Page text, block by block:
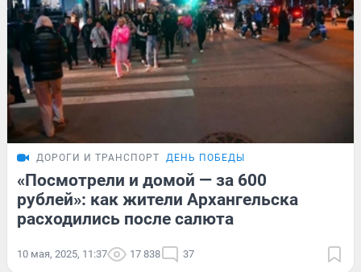
ДОРОГИ И ТРАНСПОРТ ДЕНЬ ПОБЕДЫ
«Посмотрели и домой — за 600
рублей»: как жители Архангельска
расходились после салюта
10 мая, 2025, 11:37 17 838 37